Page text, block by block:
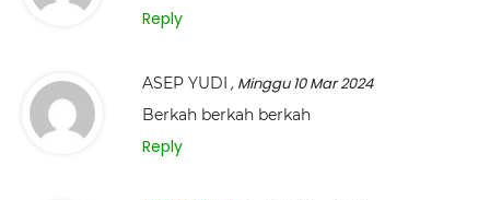
Reply
ASEP YUDI , Minggu 10 Mar 2024
Berkah berkah berkah
Reply